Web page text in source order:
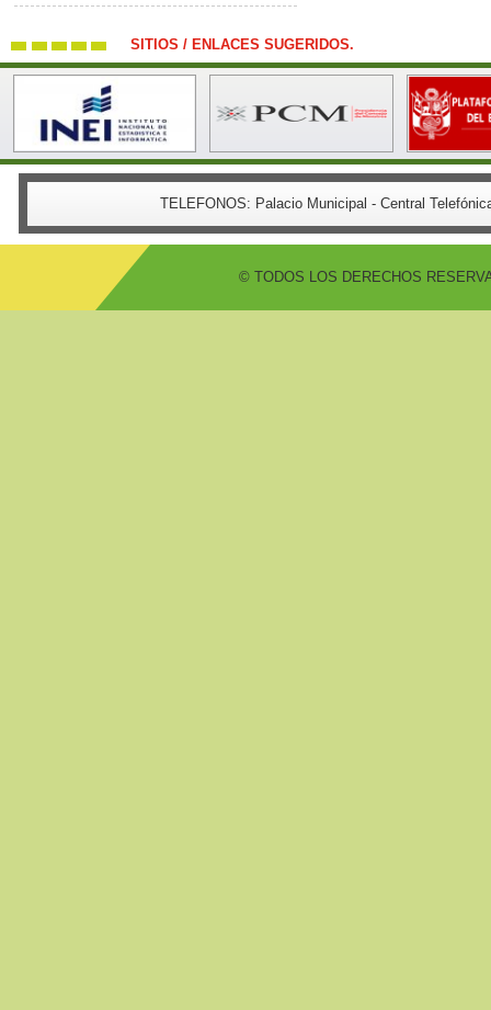
SITIOS / ENLACES SUGERIDOS.
TELEFONOS: Palacio Municipal - Central
© TODOS LOS DERECHOS